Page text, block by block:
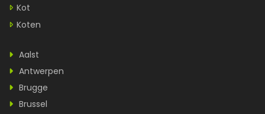
Kot
Koten
Aalst
Antwerpen
Brugge
Brussel